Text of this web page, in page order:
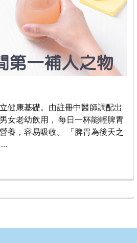
健康基礎。由註冊中醫師調配出
女老幼飲用， 每日一杯能輕脾胃
養，容易吸收。 「脾胃為後天之
…